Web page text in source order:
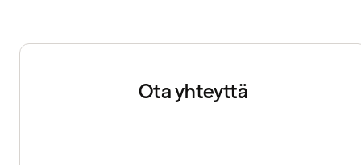
Ota yhteyttä